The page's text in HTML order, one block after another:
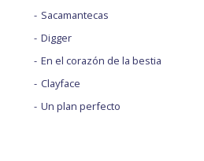
Sacamantecas
Digger
En el corazón de la bestia
Clayface
Un plan perfecto